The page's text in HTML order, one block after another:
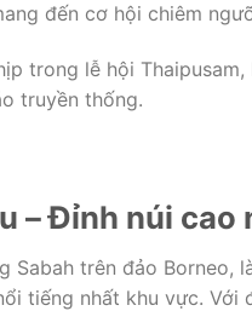
đến cơ hội chiêm
trong lễ hội
truyền thống.
– Đỉnh núi cao
Sabah trên đảo Borneo,
tiếng nhất khu vực. Với